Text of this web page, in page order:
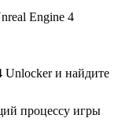
Engine 4
Unlocker и найдите
процессу игры